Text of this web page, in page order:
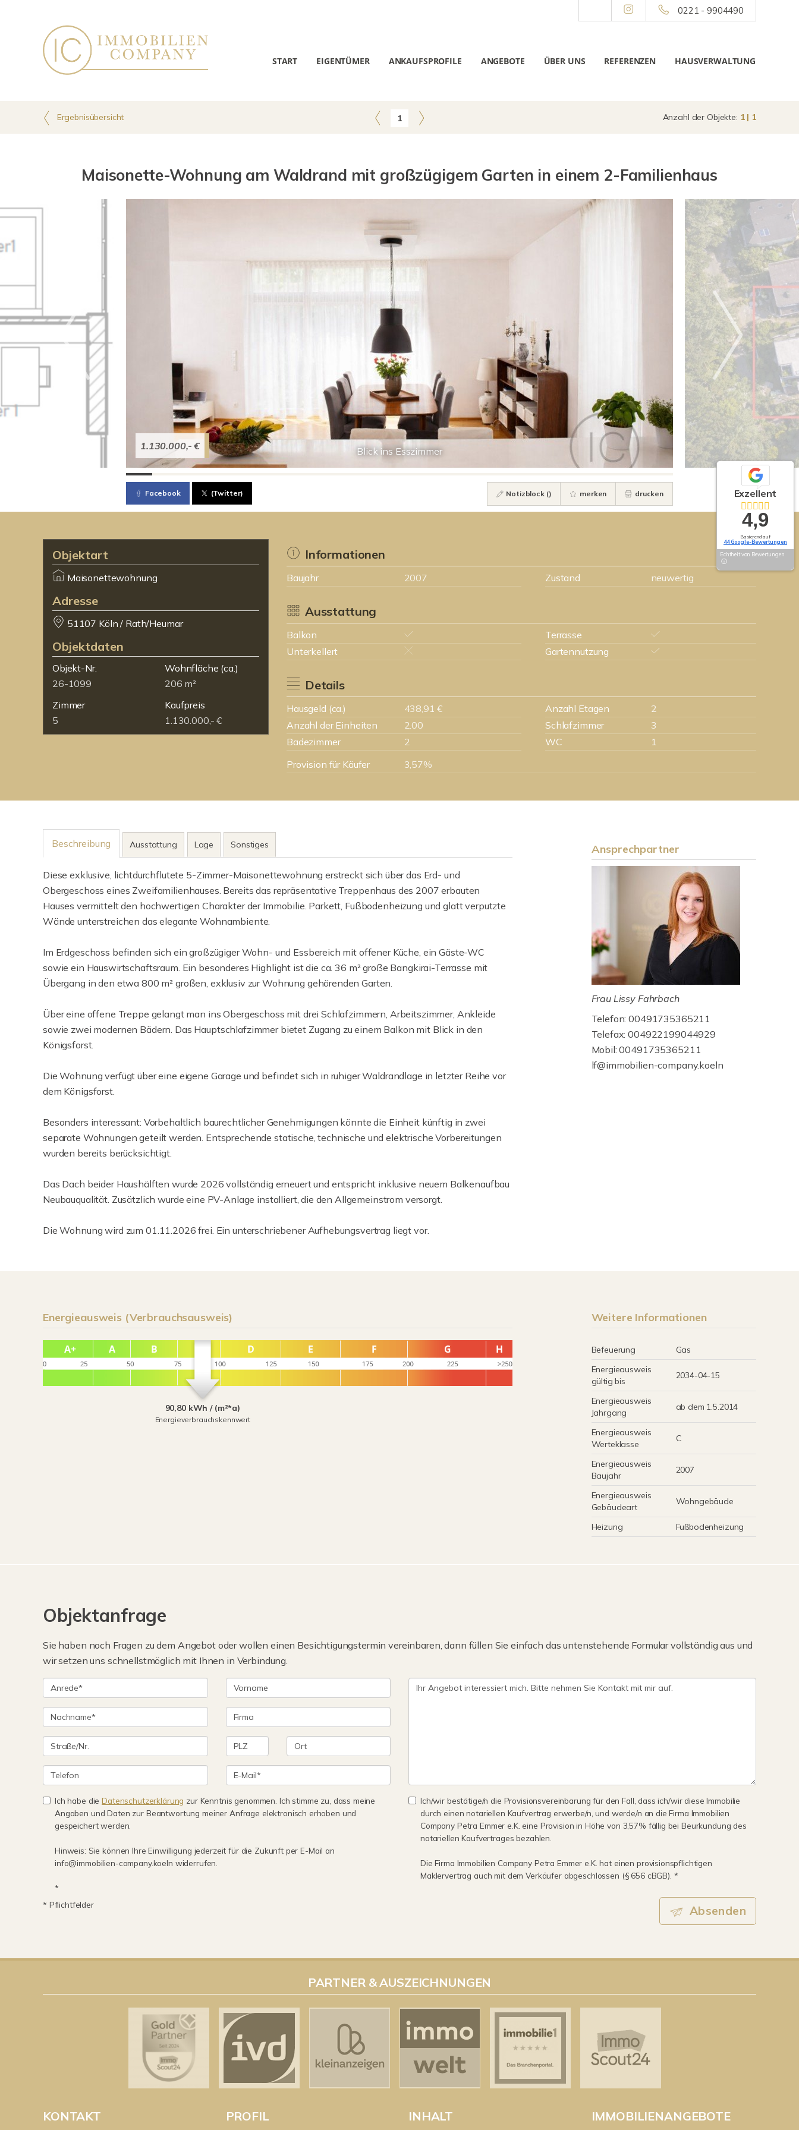
0221 - 9904490
START EIGENTÜMER ANKAUFSPROFILE ANGEBOTE ÜBER UNS REFERENZEN HAUSVERWALTUNG
Ergebnisübersicht 1 Anzahl der Objekte: 1 | 1
Maisonette-Wohnung am Waldrand mit großzügigem Garten in einem 2-Familienhaus
Blick ins Esszimmer
1.130.000,- €
Facebook (Twitter) Notizblock () merken drucken
Objektart
Maisonettewohnung
Adresse
51107 Köln / Rath/Heumar
Objektdaten
Objekt-Nr.
26-1099
Wohnfläche (ca.)
206 m²
Zimmer
5
Kaufpreis
1.130.000,- €
Informationen
Baujahr 2007 Zustand neuwertig
Ausstattung
Balkon
Terrasse
Unterkellert
Gartennutzung
Details
Hausgeld (ca.) 438,91 € Anzahl Etagen
2
Anzahl der Einheiten
2.00 Schlafzimmer
3
Badezimmer
2 WC
1
Provision für Käufer
3,57%
Beschreibung Ausstattung Lage Sonstiges
Diese exklusive, lichtdurchflutete 5-Zimmer-Maisonettewohnung erstreckt sich über das Erd- und
Obergeschoss eines Zweifamilienhauses. Bereits das repräsentative Treppenhaus des 2007 erbauten
Hauses vermittelt den hochwertigen Charakter der Immobilie. Parkett, Fußbodenheizung und glatt verputzte
Wände unterstreichen das elegante Wohnambiente.
Im Erdgeschoss befinden sich ein großzügiger Wohn- und Essbereich mit offener Küche, ein Gäste-WC
sowie ein Hauswirtschaftsraum. Ein besonderes Highlight ist die ca. 36 m² große Bangkirai-Terrasse mit
Übergang in den etwa 800 m² großen, exklusiv zur Wohnung gehörenden Garten.
Über eine offene Treppe gelangt man ins Obergeschoss mit drei Schlafzimmern, Arbeitszimmer, Ankleide
sowie zwei modernen Bädern. Das Hauptschlafzimmer bietet Zugang zu einem Balkon mit Blick in den
Königsforst.
Die Wohnung verfügt über eine eigene Garage und befindet sich in ruhiger Waldrandlage in letzter Reihe vor
dem Königsforst.
Besonders interessant: Vorbehaltlich baurechtlicher Genehmigungen könnte die Einheit künftig in zwei
separate Wohnungen geteilt werden. Entsprechende statische, technische und elektrische Vorbereitungen
wurden bereits berücksichtigt.
Das Dach beider Haushälften wurde 2026 vollständig erneuert und entspricht inklusive neuem Balkenaufbau
Neubauqualität. Zusätzlich wurde eine PV-Anlage installiert, die den Allgemeinstrom versorgt.
Die Wohnung wird zum 01.11.2026 frei. Ein unterschriebener Aufhebungsvertrag liegt vor.
Ansprechpartner
Frau Lissy Fahrbach
Telefon: 00491735365211
Telefax: 004922199044929
Mobil: 00491735365211
lf@immobilien-company.koeln
Energieausweis (Verbrauchsausweis)
90,80 kWh / (m²*a)
Energieverbrauchskennwert
Weitere Informationen
Befeuerung
Gas
Energieausweis
gültig bis
2034-04-15
Energieausweis
Jahrgang
ab dem 1.5.2014
Energieausweis
Werteklasse
C
Energieausweis
Baujahr
2007
Energieausweis
Gebäudeart
Wohngebäude
Heizung Fußbodenheizung
Objektanfrage
Sie haben noch Fragen zu dem Angebot oder wollen einen Besichtigungstermin vereinbaren, dann füllen Sie einfach das untenstehende Formular vollständig aus und
wir setzen uns schnellstmöglich mit Ihnen in Verbindung.
Ich habe dieDatenschutzerklärung zur Kenntnis genommen. Ich stimme zu, dass meine
Angaben und Daten zur Beantwortung meiner Anfrage elektronisch erhoben und
gespeichert werden.
Hinweis: Sie können Ihre Einwilligung jederzeit für die Zukunft per E-Mail an
info@immobilien-company.koeln widerrufen.
*
Ich/wir bestätige/n die Provisionsvereinbarung für den Fall, dass ich/wir diese Immobilie
durch einen notariellen Kaufvertrag erwerbe/n, und werde/n an die Firma Immobilien
Company Petra Emmer e.K. eine Provision in Höhe von 3,57% fällig bei Beurkundung des
notariellen Kaufvertrages bezahlen.
Die Firma Immobilien Company Petra Emmer e.K. hat einen provisionspflichtigen
Maklervertrag auch mit dem Verkäufer abgeschlossen (§ 656 cBGB). *
* Pflichtfelder Absenden
Exzellent
4,9
Basierend auf
44 Google-Bewertungen
Echtheit von Bewertungen
PARTNER & AUSZEICHNUNGEN
KONTAKT PROFIL INHALT IMMOBILIENANGEBOTE